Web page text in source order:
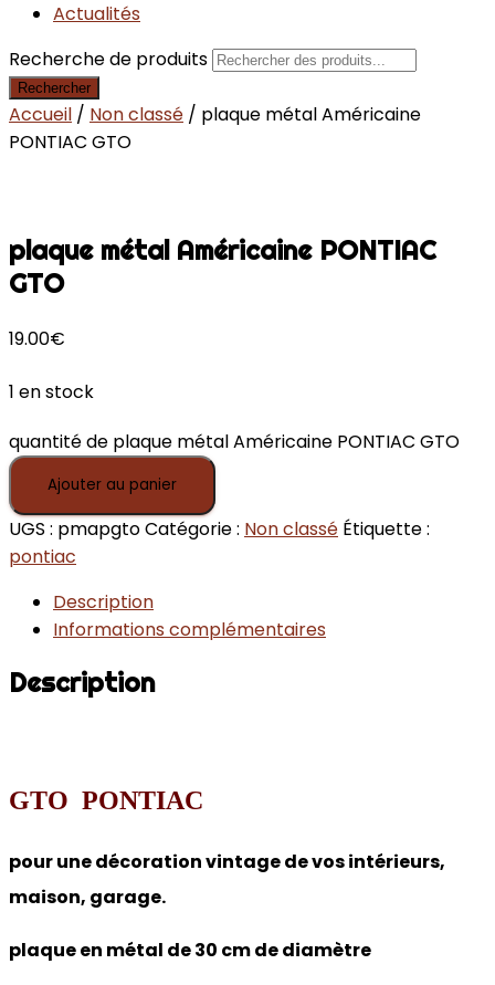
Actualités
Recherche de produits
Rechercher
Accueil / Non classé / plaque métal Américaine
PONTIAC GTO
plaque métal Américaine PONTIAC
GTO
19.00€
1 en stock
quantité de plaque métal Américaine PONTIAC GTO
Ajouter au panier
UGS : pmapgtoCatégorie : Non classé Étiquette :
pontiac
Description
Informations complémentaires
Description
GTO PONTIAC
pour une décoration vintage de vos intérieurs,
maison, garage.
plaque en métal de 30 cm de diamètre